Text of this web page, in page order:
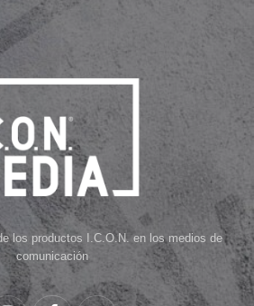
los productos I.C.O.N. en los medios de
comunicación